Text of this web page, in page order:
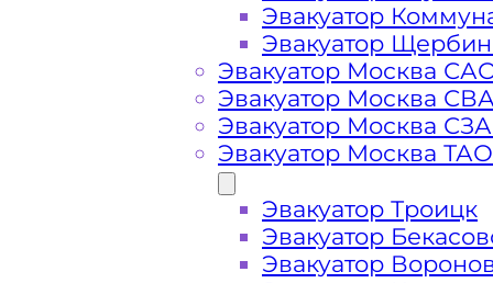
Эвакуатор
Эвакуатор
Эвакуатор Москва
Эвакуатор Москва
Эвакуатор Москва
Эвакуатор Москва ТАО
Эвакуатор Троицк
Эвакуатор
Эвакуатор